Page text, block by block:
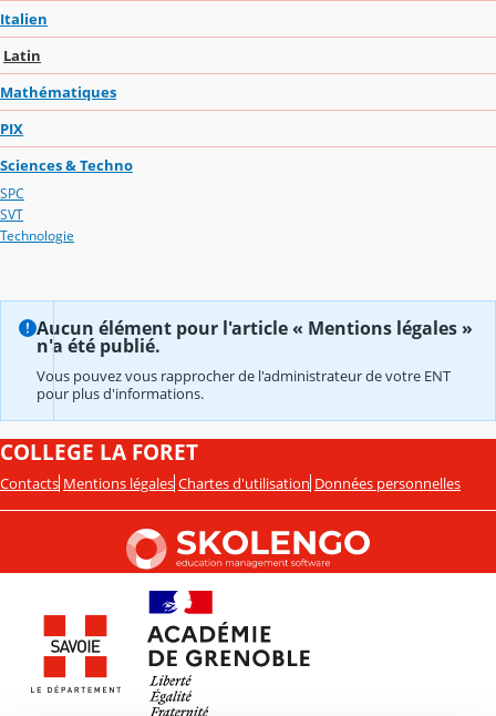
Italien
Latin
Mathématiques
PIX
Sciences & Techno
SPC
SVT
Technologie
Aucun élément pour l'article « Mentions légales »
n'a été publié.
Vous pouvez vous rapprocher de l'administrateur de votre ENT
pour plus d'informations.
COLLEGE LA FORET
Contacts Mentions légales Chartes d'utilisation Données personnelles